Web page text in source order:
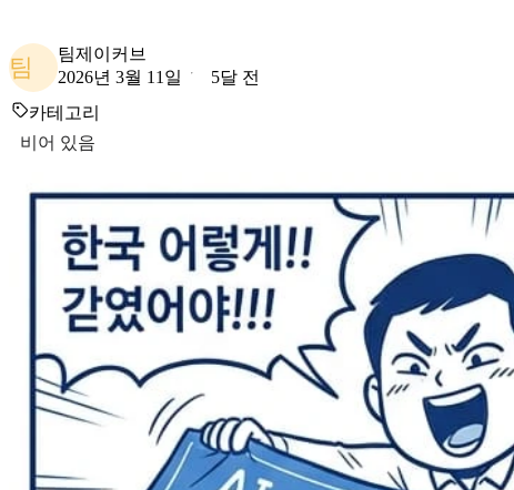
팀
팀제이커브
2026년 3월 11일
5달 전
카테고리
비어 있음